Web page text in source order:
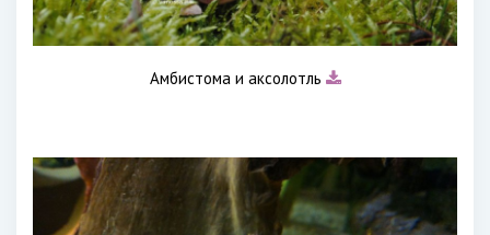
Амбистома и аксолотль